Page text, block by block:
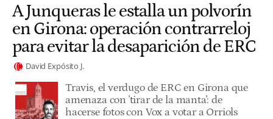
A Junqueras le estalla un polvorín
en Girona: operación contrarreloj
para evitar la desaparición de ERC
David Expósito J.
Travis, el verdugo de ERC en Girona que
amenaza con 'tirar de la manta': de
hacerse fotos con Vox a votar a Orriols